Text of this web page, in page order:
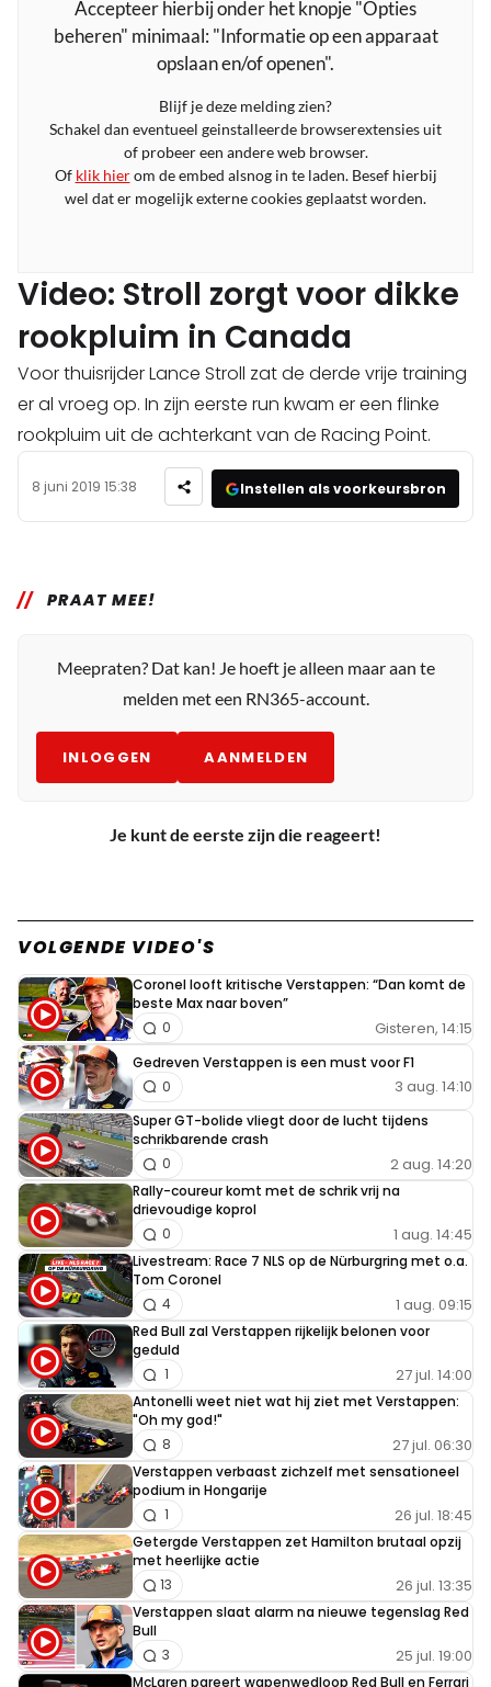
Accepteer hierbij onder het knopje "Opties
beheren" minimaal: "Informatie op een apparaat
opslaan en/of openen".
Blijf je deze melding zien?
Schakel dan eventueel geinstalleerde browserextensies uit
of probeer een andere web browser.
Of klik hierom de embed alsnog in te laden. Besef hierbij
wel dat er mogelijk externe cookies geplaatst worden.
Video: Stroll zorgt voor dikke
rookpluim in Canada
Voor thuisrijder Lance Stroll zat de derde vrije training
er al vroeg op. In zijn eerste run kwam er een flinke
rookpluim uit de achterkant van de Racing Point.
8 juni 2019 15:38 Instellen als voorkeursbron
PRAAT MEE!
Meepraten? Dat kan! Je hoeft je alleen maar aan te
melden met een RN365-account.
INLOGGEN AANMELDEN
Je kunt de eerste zijn die reageert!
VOLGENDE VIDEO'S
Coronel looft kritische Verstappen: “Dan komt de
beste Max naar boven”
Gisteren, 14:15
0
Gedreven Verstappen is een must voor F1
3 aug. 14:10
0
Super GT-bolide vliegt door de lucht tijdens
schrikbarende crash
2 aug. 14:20
0
Rally-coureur komt met de schrik vrij na
drievoudige koprol
1 aug. 14:45
0
Livestream: Race 7 NLS op de Nürburgring met o.a.
Tom Coronel
1 aug. 09:15
4
Red Bull zal Verstappen rijkelijk belonen voor
geduld
27 jul. 14:00
1
Antonelli weet niet wat hij ziet met Verstappen:
"Oh my god!"
27 jul. 06:30
8
Verstappen verbaast zichzelf met sensationeel
podium in Hongarije
26 jul. 18:45
1
Getergde Verstappen zet Hamilton brutaal opzij
met heerlijke actie
26 jul. 13:35
13
Verstappen slaat alarm na nieuwe tegenslag Red
Bull
25 jul. 19:00
3
McLaren pareert wapenwedloop Red Bull en Ferrari